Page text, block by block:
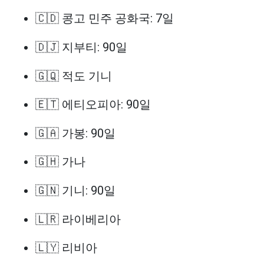
🇨🇩 콩고 민주 공화국: 7일
🇩🇯 지부티: 90일
🇬🇶 적도 기니
🇪🇹 에티오피아: 90일
🇬🇦 가봉: 90일
🇬🇭 가나
🇬🇳 기니: 90일
🇱🇷 라이베리아
🇱🇾 리비아